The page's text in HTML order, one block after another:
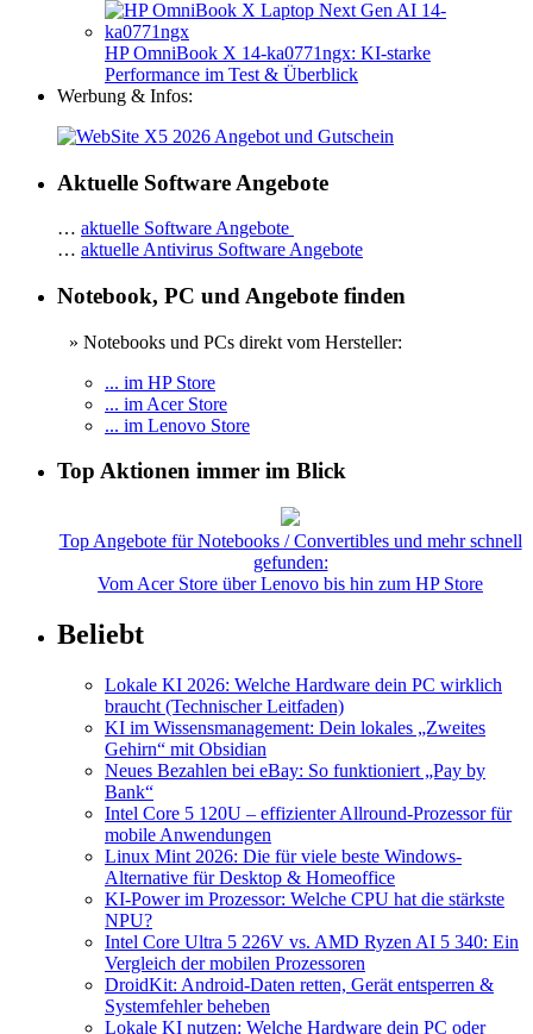
HP OmniBook X 14-ka0771ngx: KI-starke
Performance im Test & Überblick
Werbung & Infos:
Aktuelle Software Angebote
… aktuelle Software Angebote
… aktuelle Antivirus Software Angebote
Notebook, PC und Angebote finden
» Notebooks und PCs direkt vom Hersteller:
... im HP Store
... im Acer Store
... im Lenovo Store
Top Aktionen immer im Blick
Top Angebote für Notebooks / Convertibles und mehr schnell
gefunden:
Vom Acer Store über Lenovo bis hin zum HP Store
Beliebt
Lokale KI 2026: Welche Hardware dein PC wirklich
braucht (Technischer Leitfaden)
KI im Wissensmanagement: Dein lokales „Zweites
Gehirn“ mit Obsidian
Neues Bezahlen bei eBay: So funktioniert „Pay by
Bank“
Intel Core 5 120U – effizienter Allround-Prozessor für
mobile Anwendungen
Linux Mint 2026: Die für viele beste Windows-
Alternative für Desktop & Homeoffice
KI-Power im Prozessor: Welche CPU hat die stärkste
NPU?
Intel Core Ultra 5 226V vs. AMD Ryzen AI 5 340: Ein
Vergleich der mobilen Prozessoren
DroidKit: Android-Daten retten, Gerät entsperren &
Systemfehler beheben
Lokale KI nutzen: Welche Hardware dein PC oder